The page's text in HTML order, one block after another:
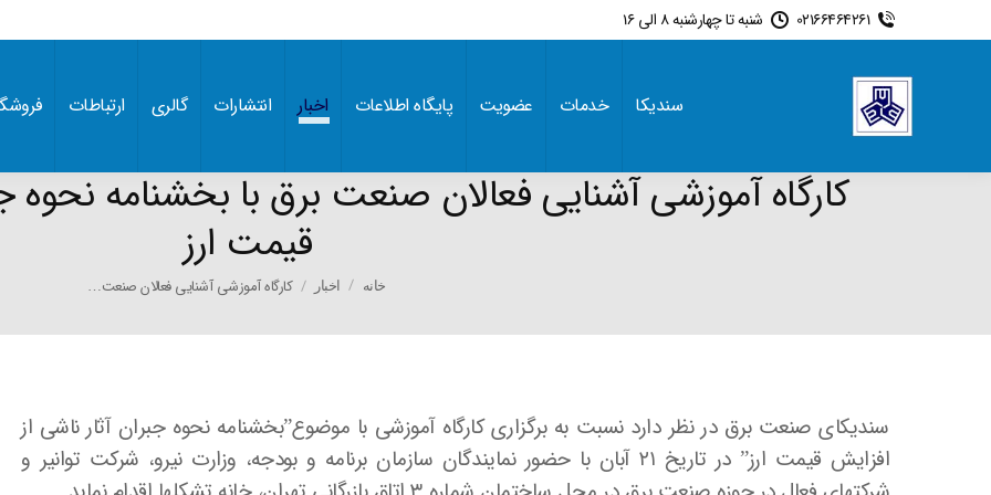
02166464261 شنبه تا چهارشنبه 8 الی 16
سندیکا خدمات عضویت پایگاه اطلاعات اخبار انتشارات گالری ارتباطات
کارگاه آموزشی آشنایی فعالان صنعت برق با بخشنامه نحوه
قیمت ارز
You are here:
خانه اخبار کارگاه آموزشی آشنایی فعالان صنعت…
سندیکای صنعت برق در نظر دارد نسبت به برگزاری کارگاه آموزشی با موضوع”بخشنامه نحوه جبران آثار ناشی از
افزایش قیمت ارز” در تاریخ ۲۱ آبان با حضور نمایندگان سازمان برنامه و بودجه، وزارت نیرو، شرکت توانیر و